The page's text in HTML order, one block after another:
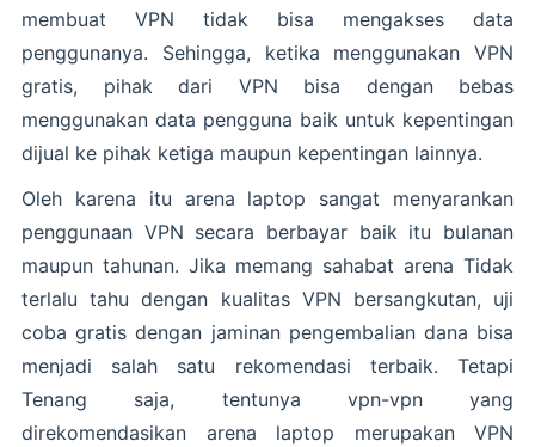
membuat VPN tidak bisa mengakses data
penggunanya. Sehingga, ketika menggunakan VPN
gratis, pihak dari VPN bisa dengan bebas
menggunakan data pengguna baik untuk kepentingan
dijual ke pihak ketiga maupun kepentingan lainnya.
Oleh karena itu arena laptop sangat menyarankan
penggunaan VPN secara berbayar baik itu bulanan
maupun tahunan. Jika memang sahabat arena Tidak
terlalu tahu dengan kualitas VPN bersangkutan, uji
coba gratis dengan jaminan pengembalian dana bisa
menjadi salah satu rekomendasi terbaik. Tetapi
Tenang saja, tentunya vpn-vpn yang
direkomendasikan arena laptop merupakan VPN